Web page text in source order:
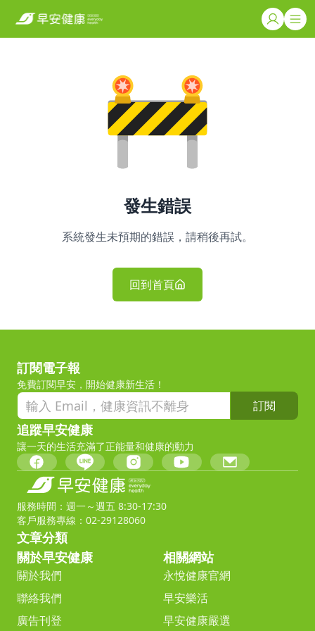
發生錯誤
系統發生未預期的錯誤，請稍後再試。
回到首頁
訂閱電子報
免費訂閱早安，開始健康新生活！
訂閱
追蹤早安健康
讓一天的生活充滿了正能量和健康的動力
服務時間：週一～週五 8:30-17:30
客戶服務專線：02-29128060
文章分類
關於早安健康
關於我們
聯絡我們
廣告刊登
相關網站
永悅健康官網
早安樂活
早安健康嚴選